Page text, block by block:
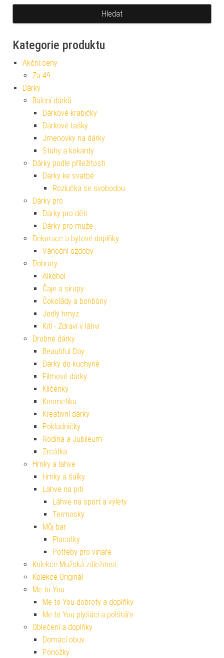
Kategorie produktu
Akční ceny
Za 49
Dárky
Balení dárků
Dárkové krabičky
Dárkové tašky
Jmenovky na dárky
Stuhy a kokardy
Dárky podle příležitosti
Dárky ke svatbě
Rozlučka se svobodou
Dárky pro
Dárky pro děti
Dárky pro muže
Dekorace a bytové doplňky
Vánoční ozdoby
Dobroty
Alkohol
Čaje a sirupy
Čokolády a bonbóny
Jedlý hmyz
Kitl - Zdraví v láhvi
Drobné dárky
Beautiful Day
Dárky do kuchyně
Filmové dárky
Klíčenky
Kosmetika
Kreativní dárky
Pokladničky
Rodina a Jubileum
Zrcátka
Hrnky a lahve
Hrnky a šálky
Lahve na pití
Láhve na sport a výlety
Termosky
Můj bar
Placatky
Potřeby pro vinaře
Kolekce Mužská záležitost
Kolekce Originál
Me to You
Me to You dobroty a doplňky
Me to You plyšáci a polštáře
Oblečení a doplňky
Domácí obuv
Ponožky